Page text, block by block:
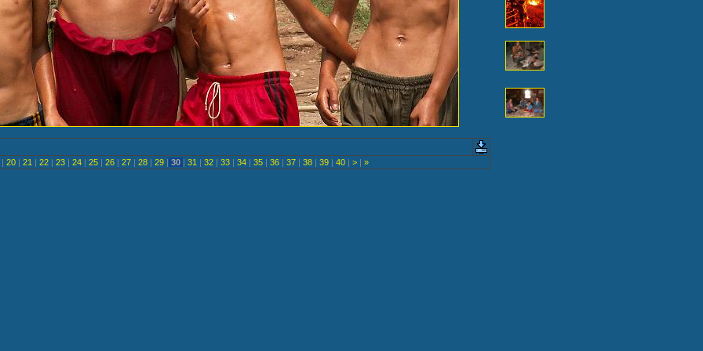
| 20 | 21 | 22 | 23 | 24 | 25 | 26 | 27 | 28 | 29 | 30 | 31 | 32 | 33 | 34 | 35 | 36 | 37 | 38 | 39 | 40 | > | »